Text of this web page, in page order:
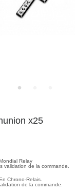
x25
Relay
validation de la commande.
Chrono-Relais.
de la commande.